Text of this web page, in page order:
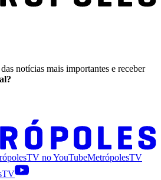
notícias mais importantes e receber
noYouTubeMetrópolesTV